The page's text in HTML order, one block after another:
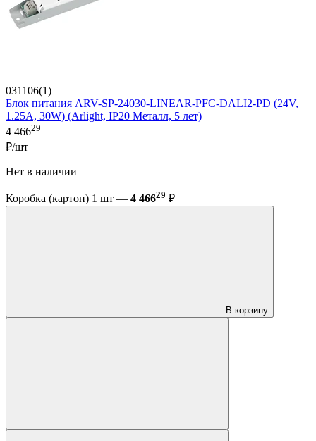
031106(1)
Блок питания ARV-SP-24030-LINEAR-PFC-DALI2-PD (24V,
1.25A, 30W) (Arlight, IP20 Металл, 5 лет)
4 46629
₽/шт
Нет в наличии
Коробка (картон) 1 шт — 4 46629 ₽
В корзину